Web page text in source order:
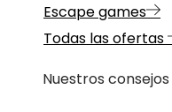
Escape games
Todas las ofertas
Nuestros consejos